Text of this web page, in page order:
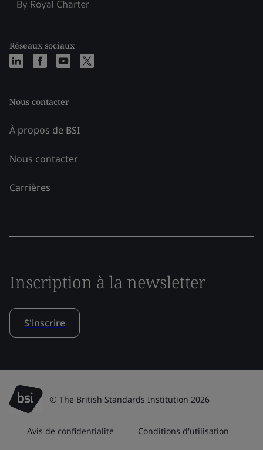
Réseaux sociaux
Nous contacter
À propos de BSI
Nous contacter
Carrières
Inscription à la newsletter
S'inscrire
© The British Standards Institution 2026
Avis de confidentialité Conditions d'utilisation